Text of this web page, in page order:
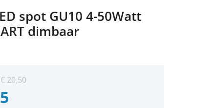
spot GU10 4-50Watt
dimbaar
€ 20,50